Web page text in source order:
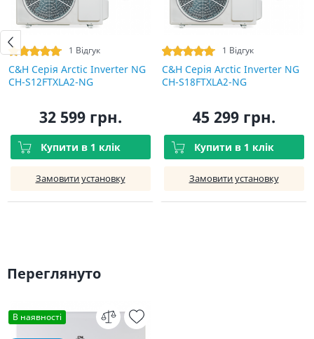
1 Відгук
C&H Серія Arctic Inverter NG
CH-S12FTXLA2-NG
32 599 грн.
Купити в 1 клік
Замовити установку
1 Відгук
C&H Серія Arctic Inverter NG
CH-S18FTXLA2-NG
45 299 грн.
Купити в 1 клік
Замовити установку
Переглянуто
В наявності